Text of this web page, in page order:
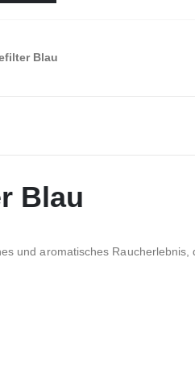
Blau
Blau
und aromatisches Raucherlebnis,